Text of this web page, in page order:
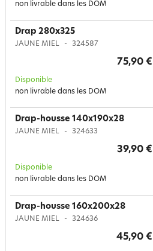
non livrable dans les DOM
Drap 280x325
JAUNE MIEL 324587
75,90 €
Disponible
non livrable dans les DOM
Drap-housse 140x190x28
JAUNE MIEL 324633
39,90 €
Disponible
non livrable dans les DOM
Drap-housse 160x200x28
JAUNE MIEL 324636
45,90 €